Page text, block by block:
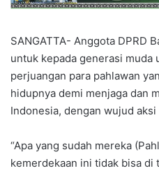
SANGATTA- Anggota DPRD
untuk kepada generasi muda
perjuangan para pahlawan
hidupnya demi menjaga dan
Indonesia, dengan wujud aksi
“Apa yang sudah mereka
kemerdekaan ini tidak bisa di